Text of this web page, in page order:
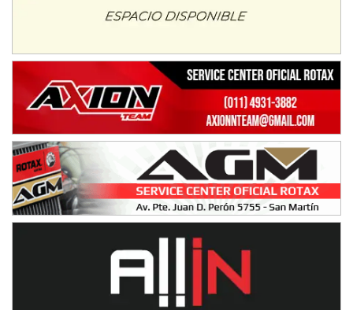
NORESTE SANTAFESINO - F6
Avellaneda (Santa Fe)
SUR SANTAFESINO - F4
José Samuel Sánchez (Tierra)
Rufino (Santa Fe)
TUCUMANO - F5
Juan Navarro (Asfalto)
El Timbó (Tucumán)